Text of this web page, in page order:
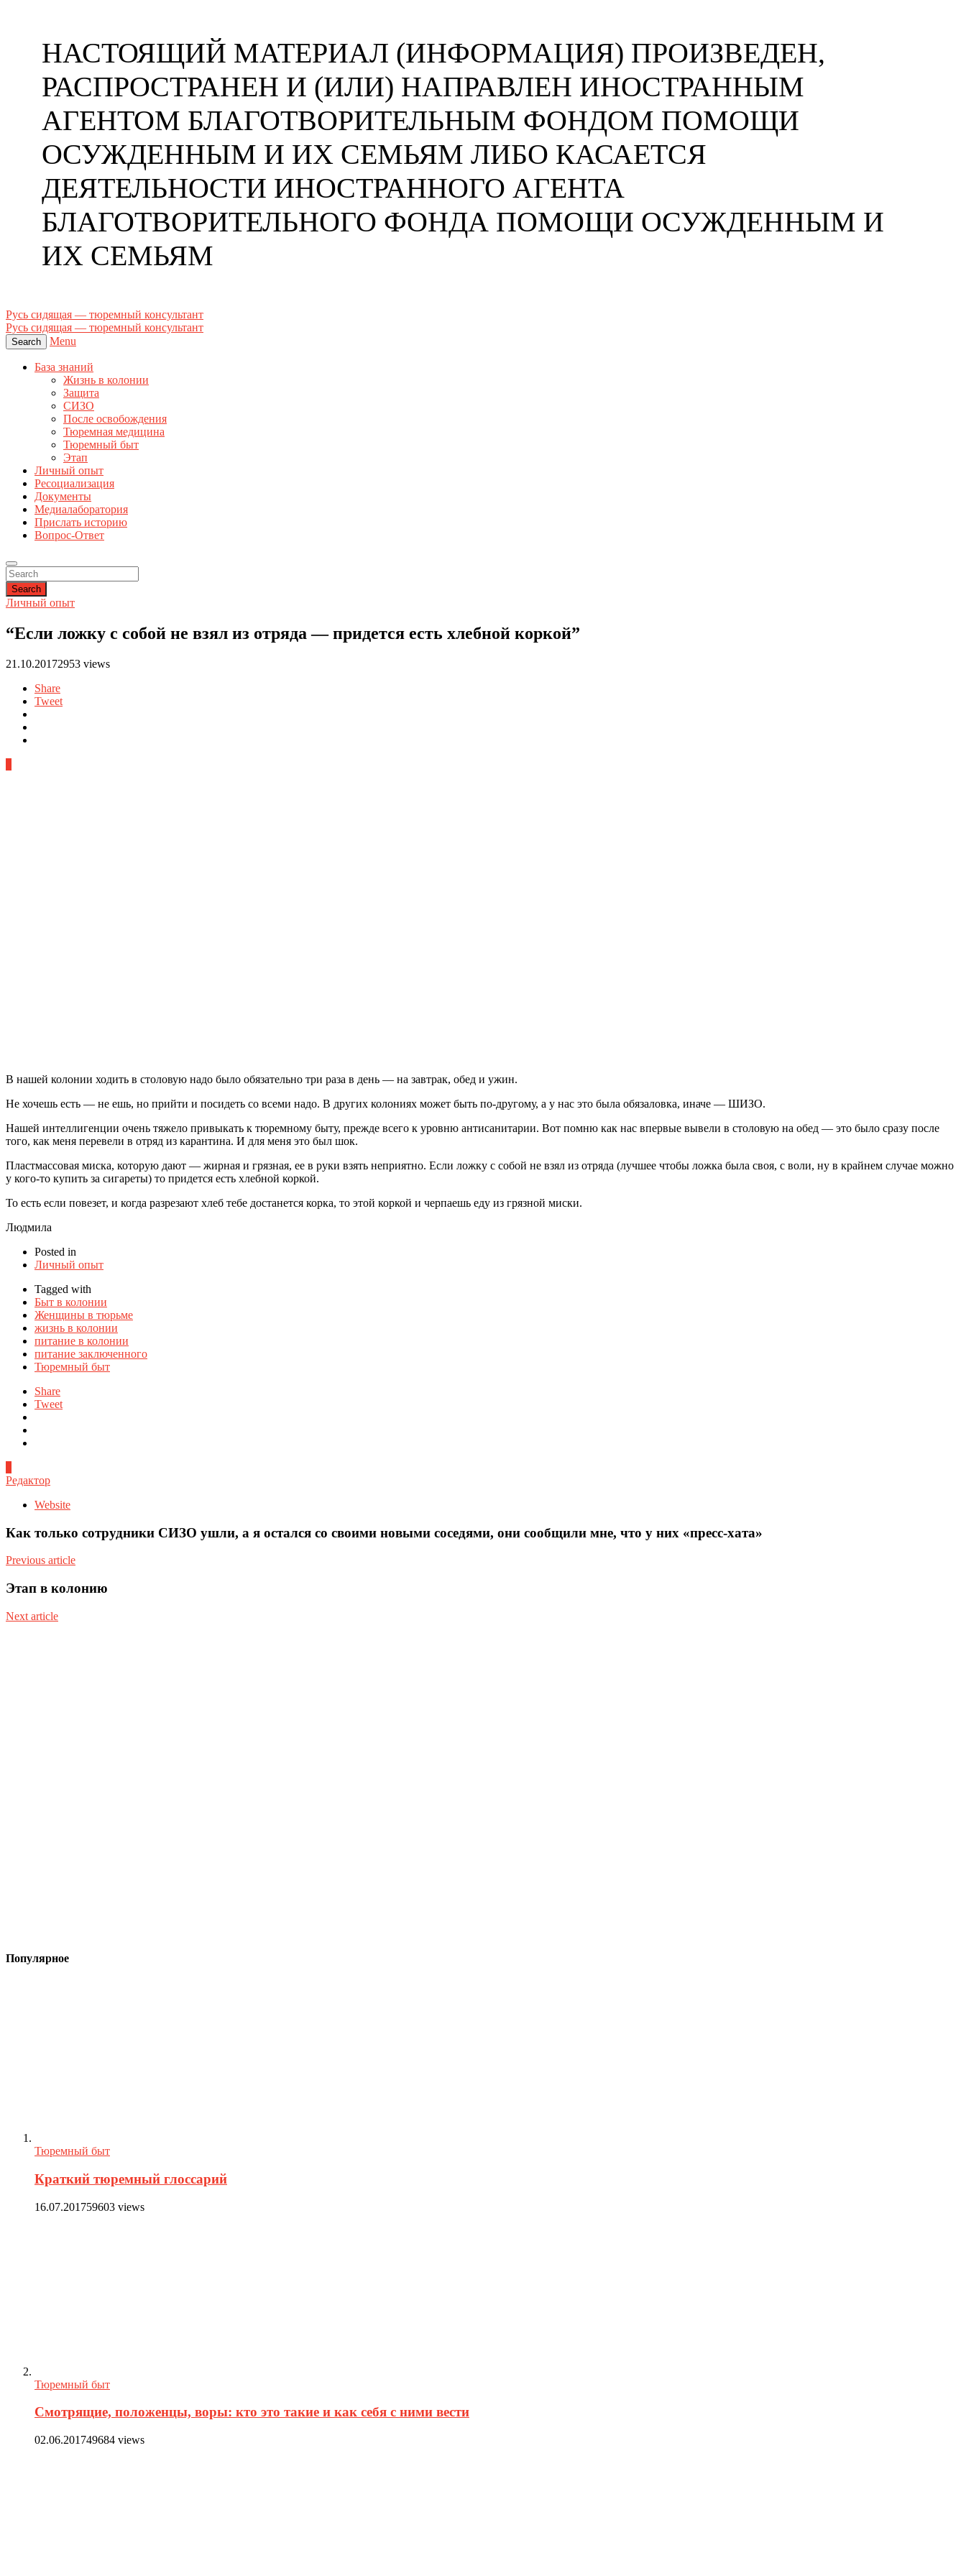
НАСТОЯЩИЙ МАТЕРИАЛ (ИНФОРМАЦИЯ) ПРОИЗВЕДЕН,
РАСПРОСТРАНЕН И (ИЛИ) НАПРАВЛЕН ИНОСТРАННЫМ
АГЕНТОМ БЛАГОТВОРИТЕЛЬНЫМ ФОНДОМ ПОМОЩИ
ОСУЖДЕННЫМ И ИХ СЕМЬЯМ ЛИБО КАСАЕТСЯ
ДЕЯТЕЛЬНОСТИ ИНОСТРАННОГО АГЕНТА
БЛАГОТВОРИТЕЛЬНОГО ФОНДА ПОМОЩИ ОСУЖДЕННЫМ И
ИХ СЕМЬЯМ
Русь сидящая — тюремный консультант
Русь сидящая — тюремный консультант
Search Menu
База знаний
Жизнь в колонии
Защита
СИЗО
После освобождения
Тюремная медицина
Тюремный быт
Этап
Личный опыт
Ресоциализация
Документы
Медиалаборатория
Прислать историю
Вопрос-Ответ
Search
Личный опыт
“Если ложку с собой не взял из отряда — придется есть хлебной коркой”
21.10.20172953 views
Share
Tweet
В нашей колонии ходить в столовую надо было обязательно три раза в день — на завтрак, обед и ужин.
Не хочешь есть — не ешь, но прийти и посидеть со всеми надо. В других колониях может быть по-другому, а у нас это была обязаловка, иначе — ШИЗО.
Нашей интеллигенции очень тяжело привыкать к тюремному быту, прежде всего к уровню антисанитарии. Вот помню как нас впервые вывели в столовую на обед — это было сразу после
того, как меня перевели в отряд из карантина. И для меня это был шок.
Пластмассовая миска, которую дают — жирная и грязная, ее в руки взять неприятно. Если ложку с собой не взял из отряда (лучшее чтобы ложка была своя, с воли, ну в крайнем случае можно
у кого-то купить за сигареты) то придется есть хлебной коркой.
То есть если повезет, и когда разрезают хлеб тебе достанется корка, то этой коркой и черпаешь еду из грязной миски.
Людмила
Posted in
Личный опыт
Tagged with
Быт в колонии
Женщины в тюрьме
жизнь в колонии
питание в колонии
питание заключенного
Тюремный быт
Share
Tweet
Редактор
Website
Как только сотрудники СИЗО ушли, а я остался со своими новыми соседями, они сообщили мне, что у них «пресс-хата»
Previous article
Этап в колонию
Next article
Популярное
Тюремный быт
Краткий тюремный глоссарий
16.07.201759603 views
Тюремный быт
Смотрящие, положенцы, воры: кто это такие и как себя с ними вести
02.06.201749684 views